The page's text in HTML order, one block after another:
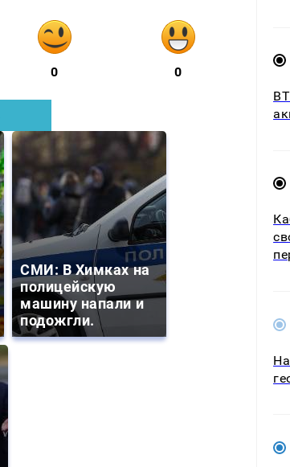
0 0
СМИ: В Химках на
полицейскую
машину напали и
подожгли.